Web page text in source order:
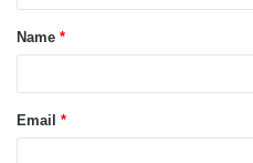
Name *
Email *